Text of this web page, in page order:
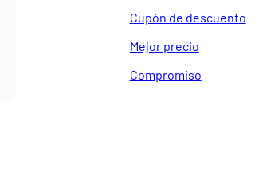
Cupón de descuento
Mejor precio
Compromiso